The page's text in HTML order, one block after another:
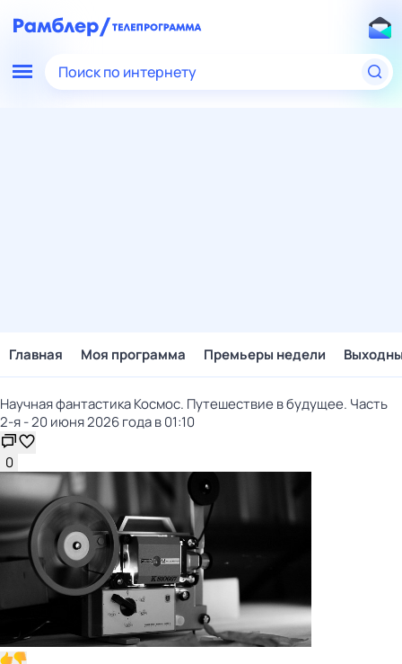
Поиск по интернету
Главная Моя программа Премьеры недели
Научная фантастика Космос. Путешествие в будущее. Часть
2-я - 20 июня 2026 года в 01:10
0